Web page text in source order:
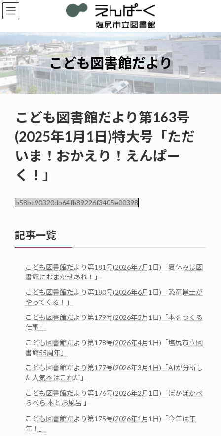
コ
ン
ン
ツ
へ
ス
キ
ッ
プ
ナ
ビ
ー
シ
ョ
ン
に
移
動
こども図書館だより
こども図書館だより第163号
(2025年1月1日)特大号「ただ
いま！おかえり！えんぱー
く！」
b58bc90320db64fb89226f3405e00398
記事一覧
こども図書館だより第181号(2026年7月1日)「夏休みは図
書館におまかせあれ！」
こども図書館だより第180号(2026年6月1日)「恐竜博士が
やってくる！」
こども図書館だより第179号(2026年5月1日)「本をつくる
仕事」
こども図書館だより第178号(2026年4月1日)「塩尻市立図
書館55周年」
こども図書館だより第177号(2026年3月1日)「AIが分析し
た人気本はこれだ」
こども図書館だより第176号(2026年2月1日)「ぽかぽかぺ
らぺら 本とお風呂 」
こども図書館だより第175号(2026年1月1日)「今年は午
年！」